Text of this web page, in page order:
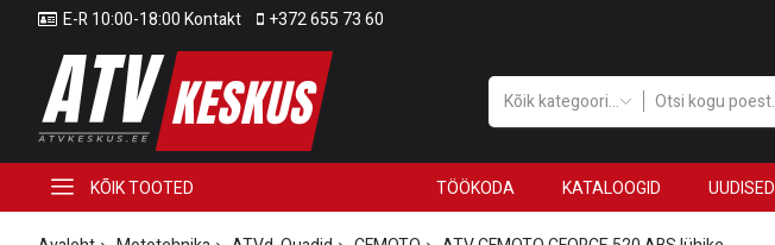
E-R 10:00-18:00 Kontakt +372 655 73 60
Kõik kategooriad
KÕIK TOOTED TÖÖKODA KATALOOGID UUDISED